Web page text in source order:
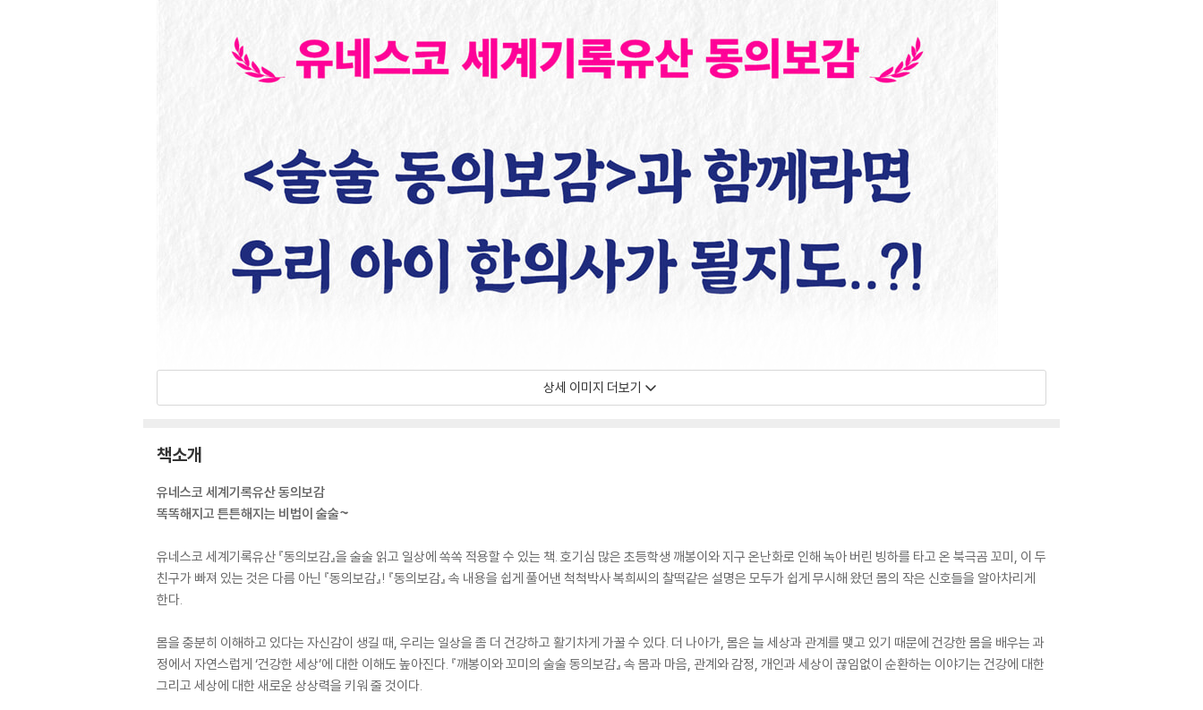
상세 이미지 더보기
책소개
유네스코 세계기록유산 동의보감
똑똑해지고 튼튼해지는 비법이 술술~
유네스코 세계기록유산 『동의보감』을 술술 읽고 일상에 쏙쏙 적용할 수 있는 책. 호기심 많은 초등학생 깨봉이와 지구 온난화로 인해 녹아 버린 빙하를 타고 온 북극곰 꼬미, 이 두
친구가 빠져 있는 것은 다름 아닌 『동의보감』! 『동의보감』 속 내용을 쉽게 풀어낸 척척박사 복희씨의 찰떡같은 설명은 모두가 쉽게 무시해 왔던 몸의 작은 신호들을 알아차리게
한다.
몸을 충분히 이해하고 있다는 자신감이 생길 때, 우리는 일상을 좀 더 건강하고 활기차게 가꿀 수 있다. 더 나아가, 몸은 늘 세상과 관계를 맺고 있기 때문에 건강한 몸을 배우는 과
정에서 자연스럽게 ‘건강한 세상’에 대한 이해도 높아진다. 『깨봉이와 꼬미의 술술 동의보감』 속 몸과 마음, 관계와 감정, 개인과 세상이 끊임없이 순환하는 이야기는 건강에 대한
그리고 세상에 대한 새로운 상상력을 키워 줄 것이다.